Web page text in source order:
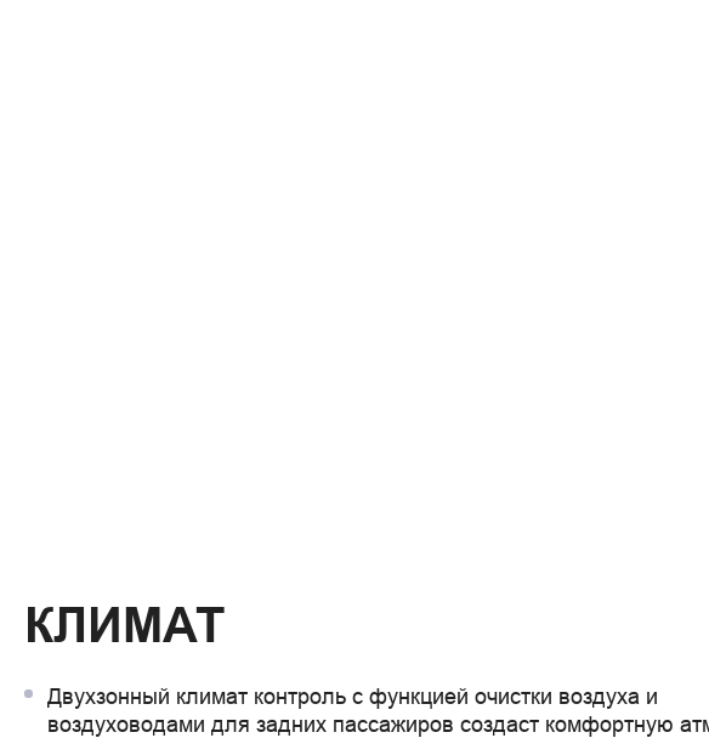
КЛИМАТ
Двухзонный климат контроль с функцией очистки воздуха и
воздуховодами для задних пассажиров создаст комфортную